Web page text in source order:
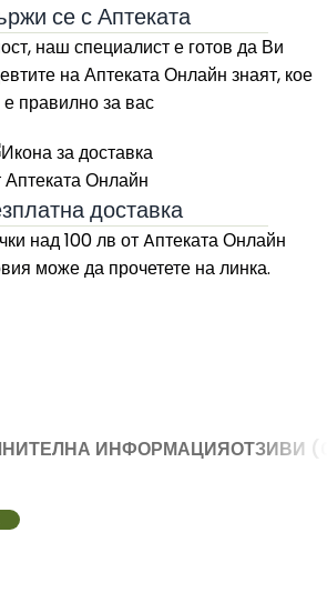
се с Аптеката
наш специалист е готов да Ви
наАптеката Онлайн знаят, кое
е правилно за вас
доставка
над 100 лв от Aптеката Онлайн
може да прочетете на линка.
ИНФОРМАЦИЯОТЗИВИ